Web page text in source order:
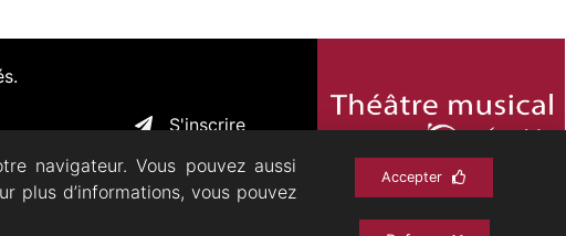
S'inscrire
ARCHIVES CONTACT
navigateur. Vous pouvez aussi
plus d’informations, vous pouvez
Accepter